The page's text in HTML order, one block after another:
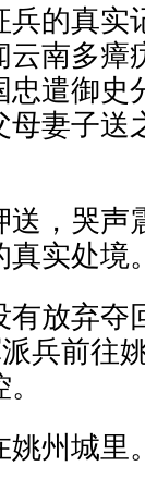
兵的真
南多瘴
遣御史
妻子送
，哭声
真实处境
放弃夺
兵前往
姚州城里